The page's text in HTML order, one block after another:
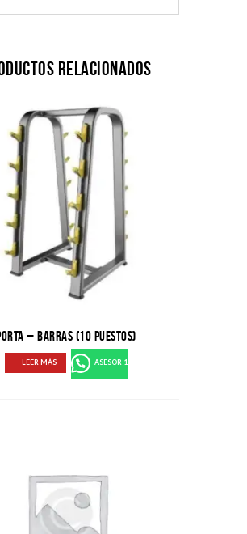
relacionados
– BARRAS (10 PUESTOS)
LEER MÁS ASESOR 1